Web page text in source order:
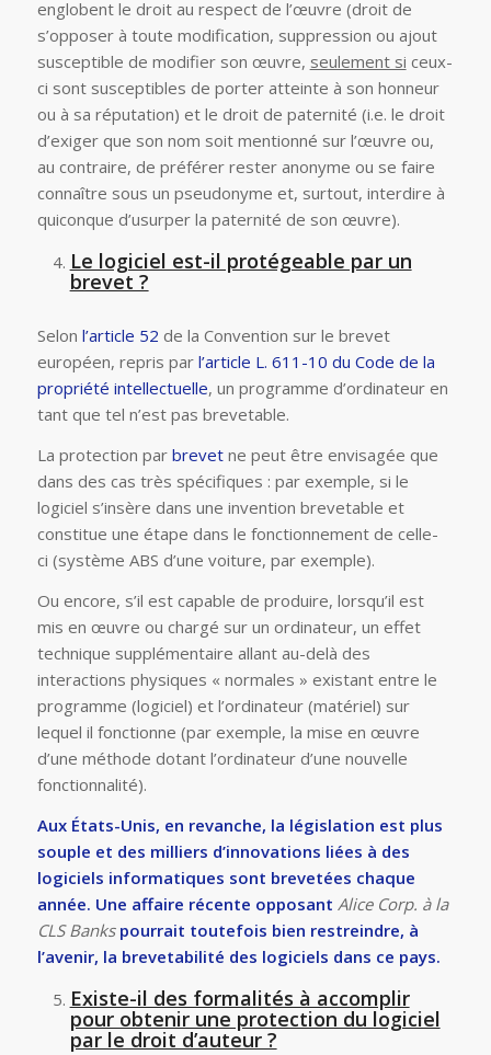
englobent le droit au respect de l’œuvre (droit de
s’opposer à toute modification, suppression ou ajout
susceptible de modifier son œuvre, seulement si ceux-
ci sont susceptibles de porter atteinte à son honneur
ou à sa réputation) et le droit de paternité (i.e. le droit
d’exiger que son nom soit mentionné sur l’œuvre ou,
au contraire, de préférer rester anonyme ou se faire
connaître sous un pseudonyme et, surtout, interdire à
quiconque d’usurper la paternité de son œuvre).
Le logiciel est-il protégeable par un
brevet ?
Selon l’article 52 de la Convention sur le brevet
européen, repris par l’article L. 611-10 du Code de la
propriété intellectuelle, un programme d’ordinateur en
tant que tel n’est pas brevetable.
La protection par brevetne peut être envisagée que
dans des cas très spécifiques : par exemple, si le
logiciel s’insère dans une invention brevetable et
constitue une étape dans le fonctionnement de celle-
ci (système ABS d’une voiture, par exemple).
Ou encore, s’il est capable de produire, lorsqu’il est
mis en œuvre ou chargé sur un ordinateur, un effet
technique supplémentaire allant au-delà des
interactions physiques « normales » existant entre le
programme (logiciel) et l’ordinateur (matériel) sur
lequel il fonctionne (par exemple, la mise en œuvre
d’une méthode dotant l’ordinateur d’une nouvelle
fonctionnalité).
Aux États-Unis, en revanche, la législation est plus
souple et des milliers d’innovations liées à des
logiciels informatiques sont brevetées chaque
année. Une affaire récente opposant Alice Corp. à la
CLS Bankspourrait toutefois bien restreindre, à
l’avenir, la brevetabilité des logiciels dans ce pays.
Existe-il des formalités à accomplir
pour obtenir une protection du logiciel
par le droit d’auteur ?